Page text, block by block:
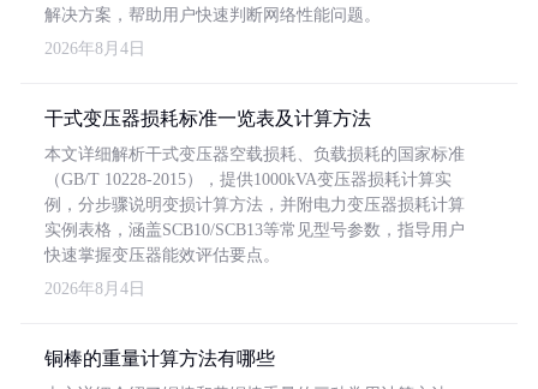
解决方案，帮助用户快速判断网络性能问题。
2026年8月4日
干式变压器损耗标准一览表及计算方法
本文详细解析干式变压器空载损耗、负载损耗的国家标准
（GB/T 10228-2015），提供1000kVA变压器损耗计算实
例，分步骤说明变损计算方法，并附电力变压器损耗计算
实例表格，涵盖SCB10/SCB13等常见型号参数，指导用户
快速掌握变压器能效评估要点。
2026年8月4日
铜棒的重量计算方法有哪些